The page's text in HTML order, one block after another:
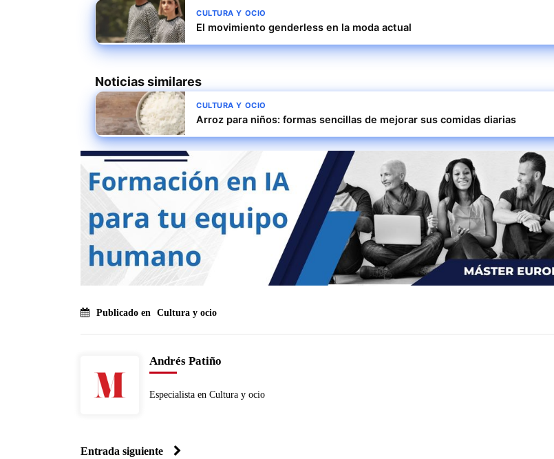
CULTURA Y OCIO
El movimiento genderless en la moda actual
Noticias similares
CULTURA Y OCIO
Arroz para niños: formas sencillas de mejorar sus comidas diarias
Publicado en Cultura y ocio
Andrés Patiño
Especialista en Cultura y ocio
Entrada siguiente